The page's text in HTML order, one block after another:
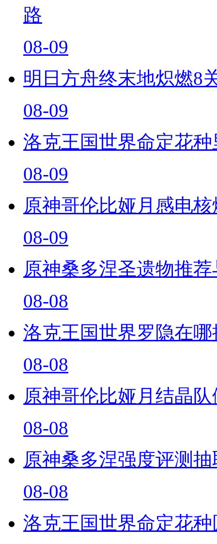
路
08-09
明日方舟终末地炽燃8
08-09
洛克王国世界命定花
08-09
原神哥伦比娅月感电
08-09
原神桑多涅圣遗物推
08-08
洛克王国世界罗隐在
08-08
原神哥伦比娅月结晶
08-08
原神桑多涅强度评测
08-08
洛克王国世界命定花